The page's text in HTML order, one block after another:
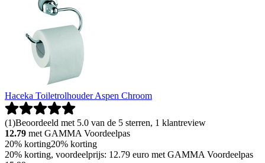
Haceka Toiletrolhouder Aspen Chroom
(1)Beoordeeld met 5.0 van de 5 sterren, 1 klantreview
12.79 met GAMMA Voordeelpas
20% korting20% korting
20% korting, voordeelprijs: 12.79 euro met GAMMA Voordeelpas